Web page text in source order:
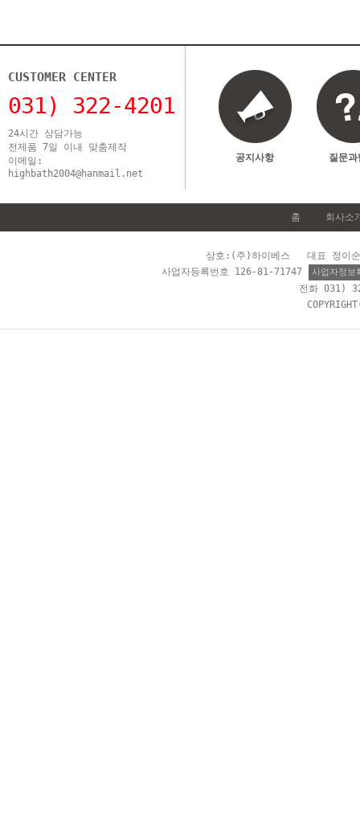
CUSTOMER CENTER
031) 322-4201
24시간 상담가능
전제품 7일 이내 맞춤제작
이메일:
highbath2004@hanmail.net
공지사항 질문과
홈 회사소
상호:(주)하이베스 대표 정이
사업자등록번호 126-81-71747
사업자정보
전화 031)